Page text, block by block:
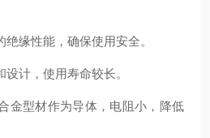
缘性能，确保使用安全。
计，使用寿命较长。
金型材作为导体，电阻小，降低